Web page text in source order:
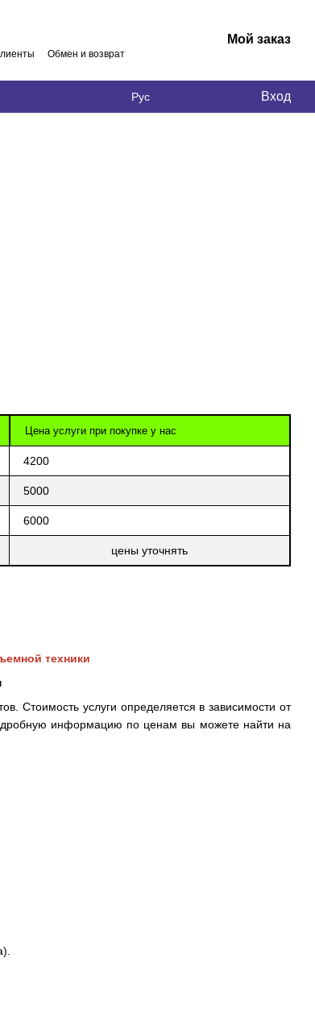
Обмен и возврат
Мой заказ
Рус Вход
Цена услуги при покупке у нас
4200
5000
6000
цены уточнять
техники
Стоимость услуги определяется в зависимости от
информацию по ценам вы можете найти на